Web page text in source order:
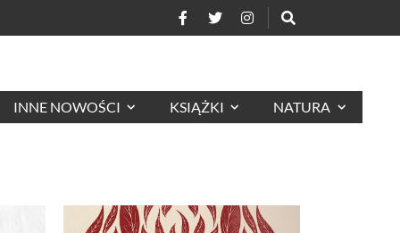
INNE NOWOŚCI KSIĄŻKI NATURA